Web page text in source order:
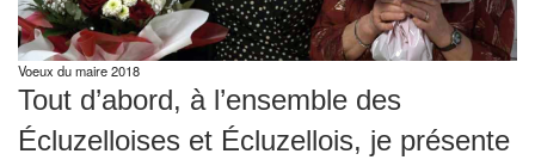
Voeux du maire 2018
Tout d’abord, à l’ensemble des
Écluzelloises et Écluzellois, je présente